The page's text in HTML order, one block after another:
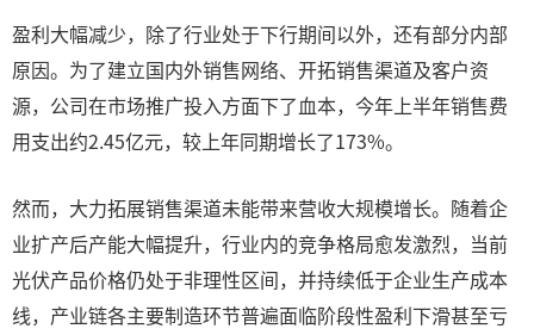
盈利大幅减少，除了行业处于下行期间以外，还有部分内部
原因。为了建立国内外销售网络、开拓销售渠道及客户资
源，公司在市场推广投入方面下了血本，今年上半年销售费
用支出约2.45亿元，较上年同期增长了173%。
然而，大力拓展销售渠道未能带来营收大规模增长。随着企
业扩产后产能大幅提升，行业内的竞争格局愈发激烈，当前
光伏产品价格仍处于非理性区间，并持续低于企业生产成本
线，产业链各主要制造环节普遍面临阶段性盈利下滑甚至亏